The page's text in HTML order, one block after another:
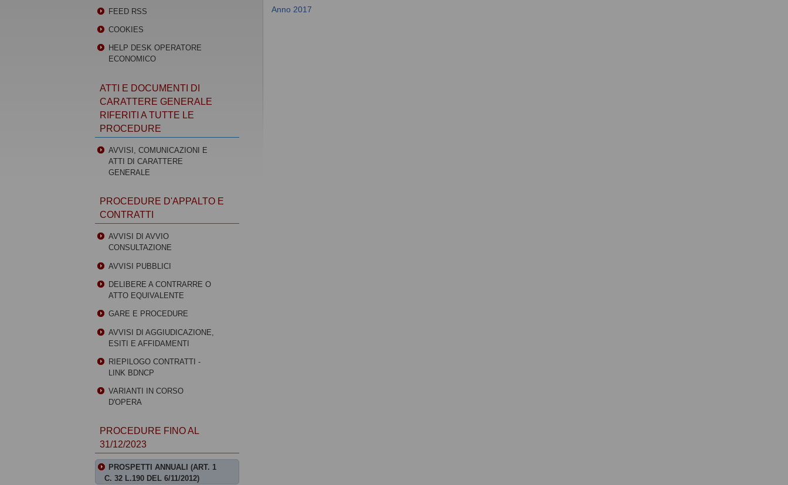
Anno 2017
FEED RSS
COOKIES
HELP DESK OPERATORE
ECONOMICO
ATTI E DOCUMENTI DI
CARATTERE GENERALE
RIFERITI A TUTTE LE
PROCEDURE
AVVISI, COMUNICAZIONI E
ATTI DI CARATTERE
GENERALE
PROCEDURE D'APPALTO E
CONTRATTI
AVVISI DI AVVIO
CONSULTAZIONE
AVVISI PUBBLICI
DELIBERE A CONTRARRE O
ATTO EQUIVALENTE
GARE E PROCEDURE
AVVISI DI AGGIUDICAZIONE,
ESITI E AFFIDAMENTI
RIEPILOGO CONTRATTI -
LINK BDNCP
VARIANTI IN CORSO
D'OPERA
PROCEDURE FINO AL
31/12/2023
PROSPETTI ANNUALI (ART. 1
C. 32 L.190 DEL 6/11/2012)